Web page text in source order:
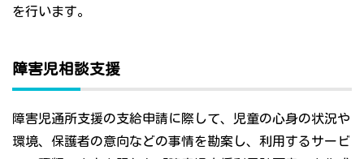
を行います。
障害児相談支援
障害児通所支援の支給申請に際して、児童の心身の状況や
環境、保護者の意向などの事情を勘案し、利用するサービ